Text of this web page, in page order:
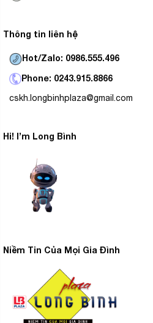
Điều hòa Casper
bền cao
Thông tin liên hệ
Hot/Zalo: 0986.555.496
Phone: 0243.915.8866
cskh.longbinhplaza@gmail.com
Hi! I’m Long Bình
Niềm Tin Của Mọi Gia Đình